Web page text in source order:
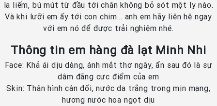
la liếm, bú mút từ đầu tới chân không bỏ sót một ly nào.
Và khi lưỡi em ấy tới con chim… anh em hãy liên hệ ngay
với em nó để được trải nghiệm nhé.​
Thông tin em hàng đà lạt Minh Nhi
Face: Khả ái dịu dàng, ánh mắt thơ ngây, ẩn sau đó là sự
dâm đãng cực điểm của em
Skin: Thân hình cân đối, nước da trắng trong mịn mạng,
hương nước hoa ngọt dịu